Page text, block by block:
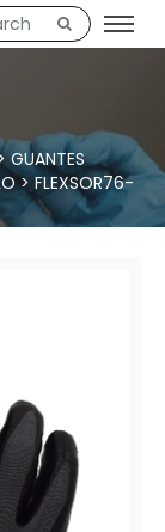
GUANTES
>FLEXSOR76-